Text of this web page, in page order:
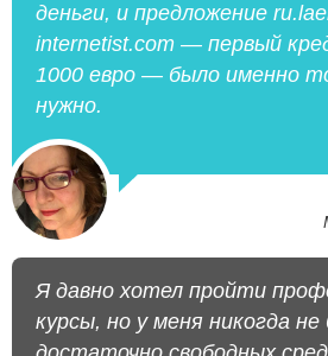
деньги, и предложение
internetist.com — первый
1000 евро — было именно
нужно.
Я давно хотел пройти
курсы, но у меня никогда